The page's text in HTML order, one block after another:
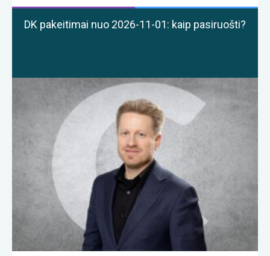
DK pakeitimai nuo 2026-11-01: kaip pasiruošti?